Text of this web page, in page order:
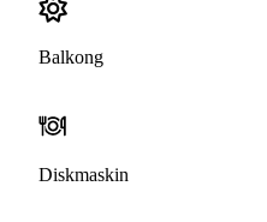
Balkong
Diskmaskin